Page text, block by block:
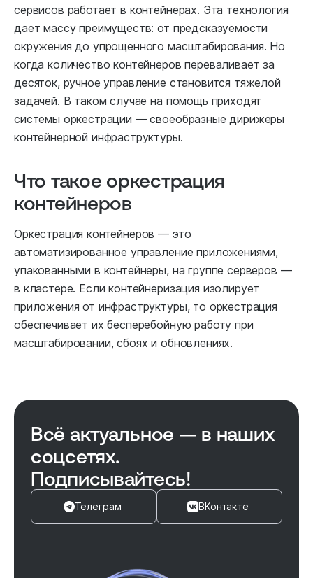
сервисов работает в контейнерах. Эта технология
дает массу преимуществ: от предсказуемости
окружения до упрощенного масштабирования. Но
когда количество контейнеров переваливает за
десяток, ручное управление становится тяжелой
задачей. В таком случае на помощь приходят
системы оркестрации — своеобразные дирижеры
контейнерной инфраструктуры.
Что такое оркестрация
контейнеров
Оркестрация контейнеров — это
автоматизированное управление приложениями,
упакованными в контейнеры, на группе серверов —
в кластере. Если контейнеризация изолирует
приложения от инфраструктуры, то оркестрация
обеспечивает их бесперебойную работу при
масштабировании, сбоях и обновлениях.
Всё актуальное — в наших
соцсетях.
Подписывайтесь!
Телеграм ВКонтакте